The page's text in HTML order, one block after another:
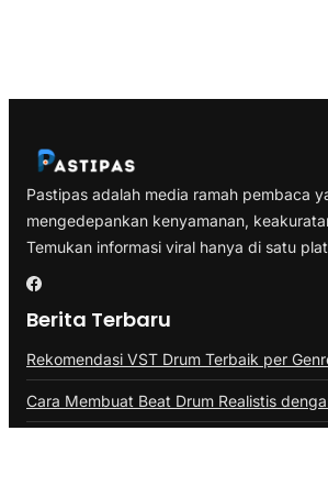
Pastipas adalah media ramah pembaca
mengedepankan kenyamanan,
Temukan informasi viral hanya di satu
Berita Terbaru
Rekomendasi VST Drum Terbaik per
Cara Membuat Beat Drum Realistis